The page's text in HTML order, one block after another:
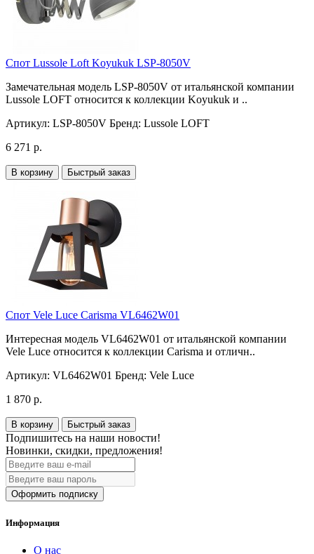
Спот Lussole Loft Koyukuk LSP-8050V
Замечательная модель LSP-8050V от итальянской компании
Lussole LOFT относится к коллекции Koyukuk и ..
Артикул: LSP-8050V Бренд: Lussole LOFT
6 271 р.
В корзину Быстрый заказ
Спот Vele Luce Carisma VL6462W01
Интересная модель VL6462W01 от итальянской компании
Vele Luce относится к коллекции Carisma и отличн..
Артикул: VL6462W01 Бренд: Vele Luce
1 870 р.
В корзину Быстрый заказ
Подпишитесь на наши новости!
Новинки, скидки, предложения!
Оформить подписку
Информация
О нас